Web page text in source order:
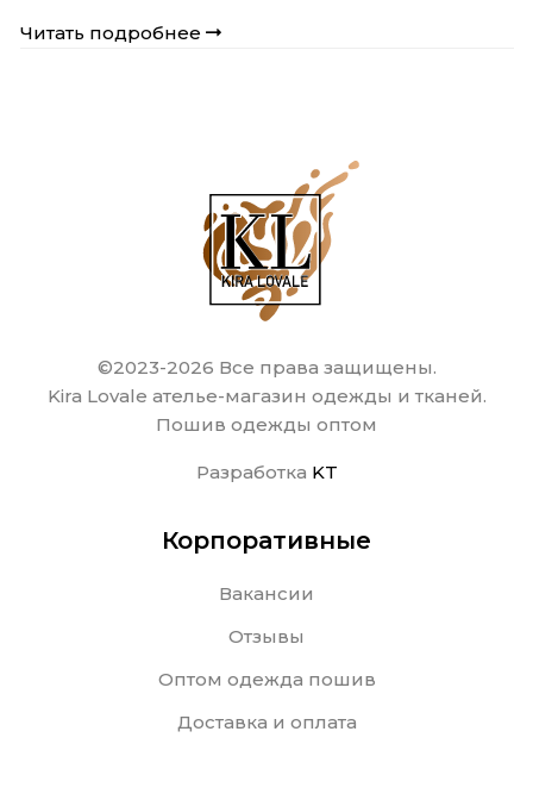
Читать подробнее
©2023-2026 Все права защищены.
Kira Lovale ателье-магазин одежды и тканей.
Пошив одежды оптом
Разработка KT
Корпоративные
Вакансии
Отзывы
Оптом одежда пошив
Доставка и оплата